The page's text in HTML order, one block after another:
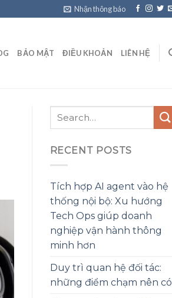
Nhận thông báo
BẢO MẬT ĐIỀU KHOẢN LIÊN HỆ
RECENT POSTS
Tích hợp AI agent vào hệ
thống nội bộ: Xu hướng
Tech Ops giúp doanh
nghiệp vận hành thông
minh hơn
Duy trì quan hệ đối tác:
những điểm chạm nên có